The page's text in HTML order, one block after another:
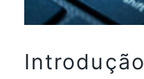
Introdução